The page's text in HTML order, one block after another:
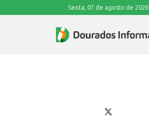
Sexta, 07 de agosto de 2026